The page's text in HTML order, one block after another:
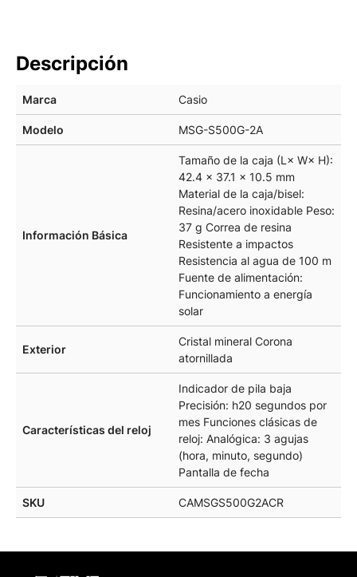
Descripción
Marca Casio
Modelo MSG-S500G-2A
Información Básica
Tamaño de la caja (L× W× H):
42.4 × 37.1 × 10.5 mm
Material de la caja/bisel:
Resina/acero inoxidable Peso:
37 g Correa de resina
Resistente a impactos
Resistencia al agua de 100 m
Fuente de alimentación:
Funcionamiento a energía
solar
Exterior
Cristal mineral Corona
atornillada
Características del reloj
Indicador de pila baja
Precisión: h20 segundos por
mes Funciones clásicas de
reloj: Analógica: 3 agujas
(hora, minuto, segundo)
Pantalla de fecha
SKU CAMSGS500G2ACR